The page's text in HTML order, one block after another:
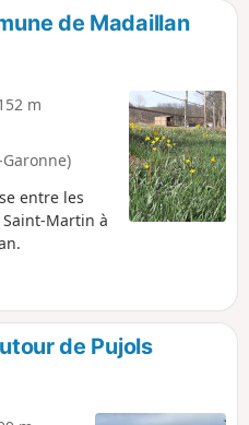
de Madaillan
m
entre les
Martin à
de Pujols